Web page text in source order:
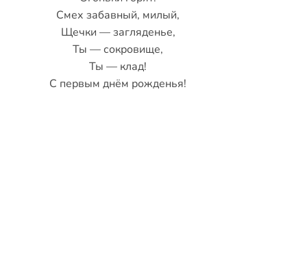
Смех забавный, милый,
Щечки — загляденье,
Ты — сокровище,
Ты — клад!
С первым днём рожденья!